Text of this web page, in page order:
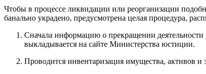
Чтобы в процессе ликвидации или реорганизации
банально украдено, предусмотрена целая процедура,
Сначала информацию о прекращении
выкладывается на сайте Министерства юстиции.
Проводится инвентаризация имущества, активов и